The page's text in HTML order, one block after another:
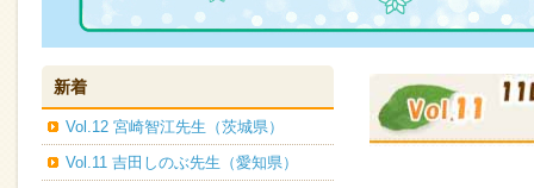
新着
Vol.12 宮崎智江先生（茨城県）
Vol.11 吉田しのぶ先生（愛知県）